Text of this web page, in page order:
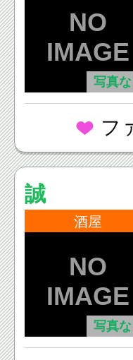
写真な
フ
誠
酒屋
写真な